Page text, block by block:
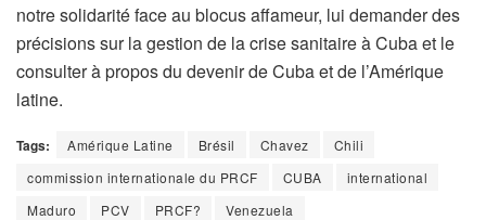
notre solidarité face au blocus affameur, lui demander des
précisions sur la gestion de la crise sanitaire à Cuba et le
consulter à propos du devenir de Cuba et de l’Amérique
latine.
Tags: Amérique Latine Brésil Chavez
Chili
commission internationale du PRCF
CUBA
international
Maduro
PCV PRCF? Venezuela